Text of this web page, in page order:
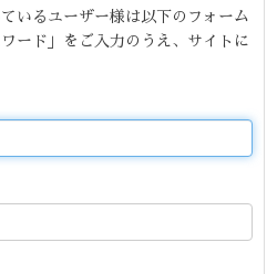
いるユーザー様は以下のフォーム
ード」をご入力のうえ、サイトに